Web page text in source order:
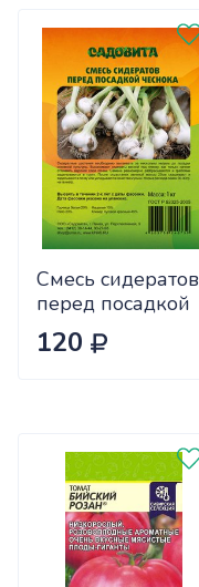
Смесь сидератов
перед посадкой
чеснока 0,5кг
САДОВИТА
120